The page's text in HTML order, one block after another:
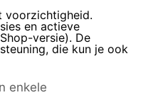
voorzichtigheid.
en actieve
versie). De
die kun je ook
enkele